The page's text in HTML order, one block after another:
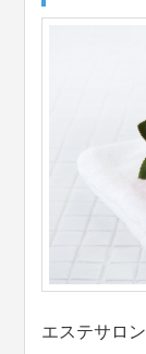
エステサロ